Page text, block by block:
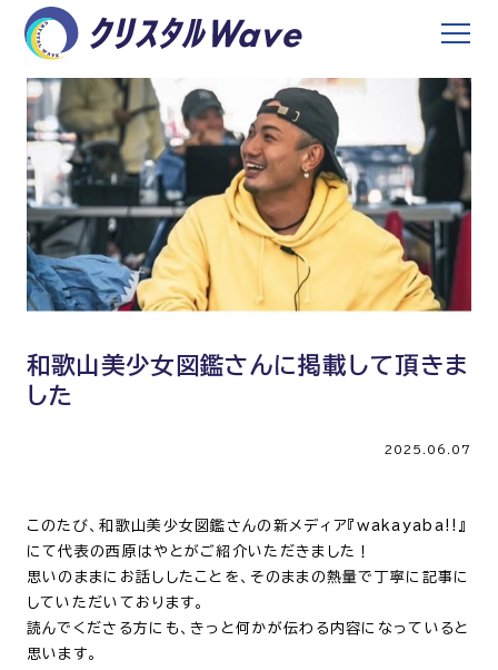
和歌山美少女図鑑さんに掲載して頂きま
した
2025.06.07
このたび、和歌山美少女図鑑さんの新メディア『wakayaba!!』
にて代表の西原はやとがご紹介いただきました！
思いのままにお話ししたことを、そのままの熱量で丁寧に記事に
していただいております。
読んでくださる方にも、きっと何かが伝わる内容になっていると
思います。